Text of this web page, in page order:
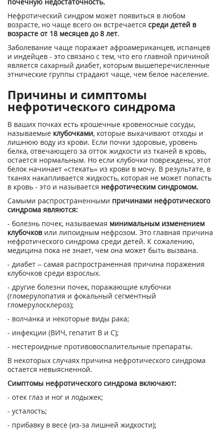
Нефротический синдром может появиться в любом
возрасте, но чаще всего он встречается среди детей в
возрасте от 18 месяцев до 8 лет.
Заболевание чаще поражает афроамериканцев, испанцев
и индейцев - это связано с тем, что его главной причиной
является сахарный диабет, которым вышеперечисленные
этнические группы страдают чаще, чем белое население.
Причины и симптомы
нефротического синдрома
В ваших почках есть крошечные кровеносные сосуды,
называемые клубочками, которые выкачивают отходы и
лишнюю воду из крови. Если почки здоровые, уровень
белка, отвечающего за отток жидкости из тканей в кровь,
остается нормальным. Но если клубочки повреждены, этот
белок начинает «стекать» из крови в мочу. В результате, в
тканях накапливается жидкость, которая не может попасть
в кровь - это и называется нефротическим синдромом.
Самыми распространенными причинами нефротического
синдрома являются:
- болезнь почек, называемая минимальным изменением
клубочков или липоидным нефрозом. Это главная причина
нефротического синдрома среди детей. К сожалению,
медицина пока не знает, чем она может быть вызвана.
- диабет – самая распространенная причина поражения
клубочков среди взрослых.
- другие болезни почек, поражающие клубочки
(гломерулопатия и фокальный сегментный
гломерулосклероз);
- волчанка и некоторые виды рака;
- инфекции (ВИЧ, гепатит В и С);
- нестероидные противовоспалительные препараты.
В некоторых случаях причина нефротического синдрома
остается невыясненной.
Симптомы нефротического синдрома включают:
- отек глаз и ног и лодыжек;
- усталость;
- прибавку в весе (из-за лишней жидкости);